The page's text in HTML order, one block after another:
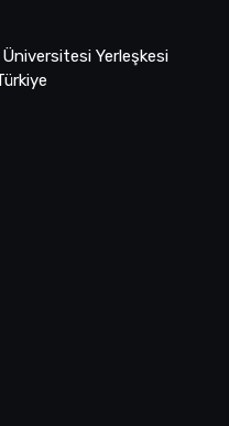
Üniversitesi Yerleşkesi